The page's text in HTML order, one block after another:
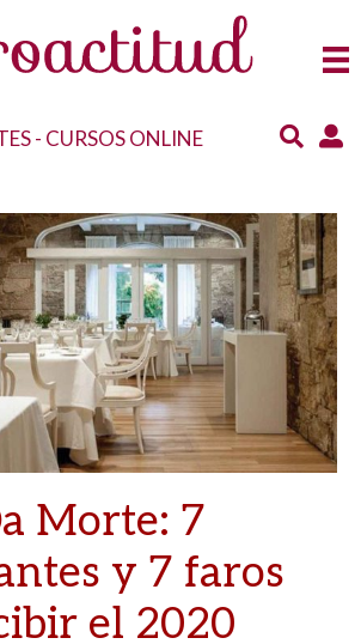
- CURSOS ONLINE
Morte: 7
y 7 faros
el 2020